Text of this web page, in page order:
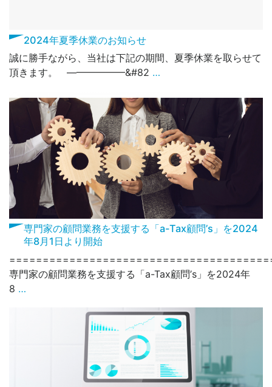
2024年夏季休業のお知らせ
誠に勝手ながら、当社は下記の期間、夏季休業を取らせて
頂きます。 ——————&#82 …
専門家の顧問業務を支援する「a-Tax顧問’s」を2024
年8月1日より開始
専門家の顧問業務を支援する「a-Tax顧問’s」を2024年
8 …